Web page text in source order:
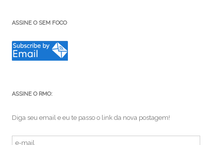
ASSINE O SEM FOCO
ASSINE O RMO:
Diga seu email e eu te passo o link da nova postagem!
e-